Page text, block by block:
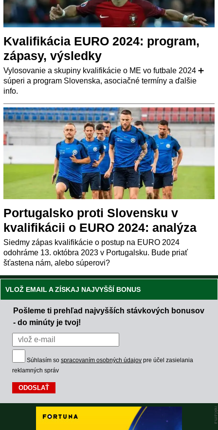
Kvalifikácia EURO 2024: program,
zápasy, výsledky
Vylosovanie a skupiny kvalifikácie o ME vo futbale 2024 ➕
súperi a program Slovenska, asociačné termíny a ďalšie
info.
Portugalsko proti Slovensku v
kvalifikácii o EURO 2024: analýza
Siedmy zápas kvalifikácie o postup na EURO 2024
odohráme 13. októbra 2023 v Portugalsku. Bude priať
šťastena nám, alebo súperovi?
VLOŽ EMAIL A ZÍSKAJ NAJVYŠŠÍ BONUS
Pošleme ti prehľad najvyšších stávkových bonusov
- do minúty je tvoj!
Súhlasím so spracovaním osobných údajov pre účel zasielania
reklamných správ